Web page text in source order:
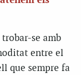
se amb
entre el
que sempre fa